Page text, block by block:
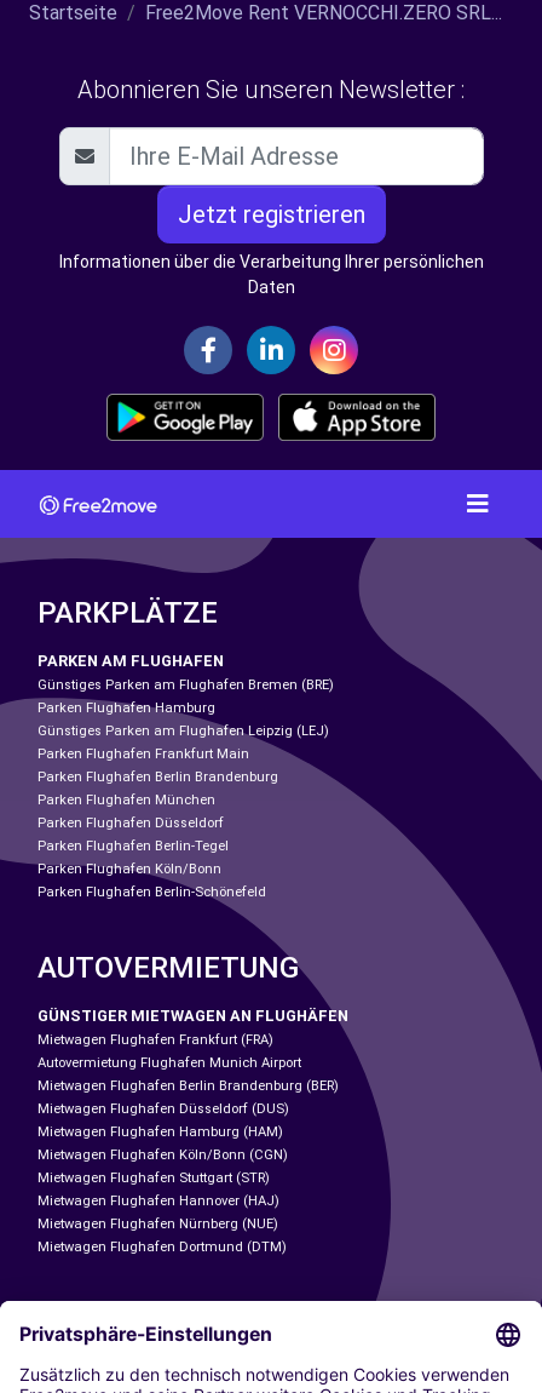
Startseite Free2Move Rent VERNOCCHI.ZERO SRL...
Abonnieren Sie unseren Newsletter :
Jetzt registrieren
Informationen über die Verarbeitung Ihrer persönlichen
Daten
PARKPLÄTZE
PARKEN AM FLUGHAFEN
Günstiges Parken am Flughafen Bremen (BRE)
Parken Flughafen Hamburg
Günstiges Parken am Flughafen Leipzig (LEJ)
Parken Flughafen Frankfurt Main
Parken Flughafen Berlin Brandenburg
Parken Flughafen München
Parken Flughafen Düsseldorf
Parken Flughafen Berlin-Tegel
Parken Flughafen Köln/Bonn
Parken Flughafen Berlin-Schönefeld
AUTOVERMIETUNG
GÜNSTIGER MIETWAGEN AN FLUGHÄFEN
Mietwagen Flughafen Frankfurt (FRA)
Autovermietung Flughafen Munich Airport
Mietwagen Flughafen Berlin Brandenburg (BER)
Mietwagen Flughafen Düsseldorf (DUS)
Mietwagen Flughafen Hamburg (HAM)
Mietwagen Flughafen Köln/Bonn (CGN)
Mietwagen Flughafen Stuttgart (STR)
Mietwagen Flughafen Hannover (HAJ)
Mietwagen Flughafen Nürnberg (NUE)
Mietwagen Flughafen Dortmund (DTM)
CARSHARING
UNSERE STÄDTE